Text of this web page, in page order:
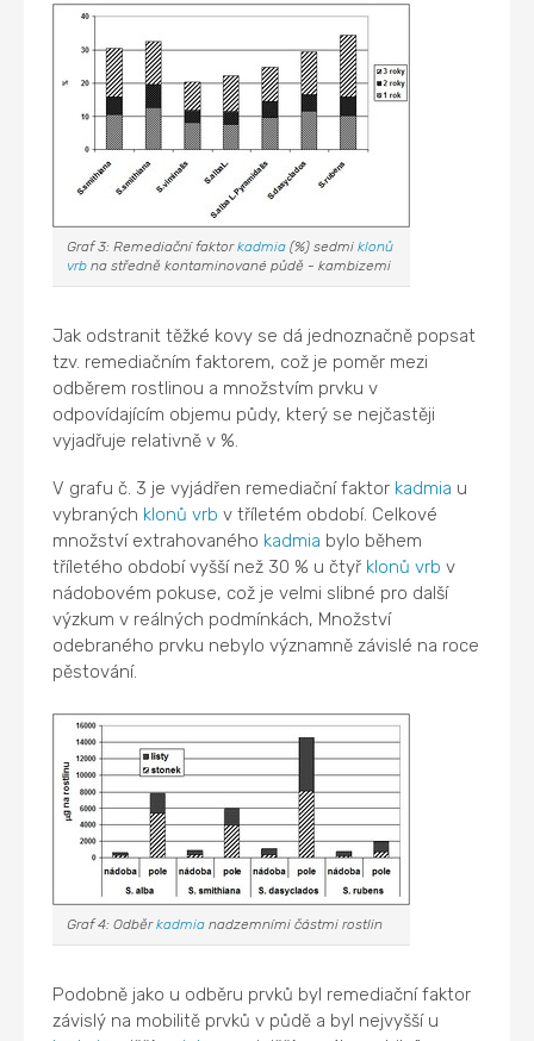
Graf 3: Remediační faktorkadmia (%) sedmiklonů
vrb na středně kontaminované půdě - kambizemi
Jak odstranit těžké kovy se dá jednoznačně popsat
tzv. remediačním faktorem, což je poměr mezi
odběrem rostlinou a množstvím prvku v
odpovídajícím objemu půdy, který se nejčastěji
vyjadřuje relativně v %.
V grafu č. 3 je vyjádřen remediační faktor kadmia u
vybraných klonů vrb v tříletém období. Celkové
množství extrahovaného kadmia bylo během
tříletého období vyšší než 30 % u čtyř klonů vrb v
nádobovém pokuse, což je velmi slibné pro další
výzkum v reálných podmínkách, Množství
odebraného prvku nebylo významně závislé na roce
pěstování.
Graf 4: Odběrkadmia nadzemními částmi rostlin
Podobně jako u odběru prvků byl remediační faktor
závislý na mobilitě prvků v půdě a byl nejvyšší u